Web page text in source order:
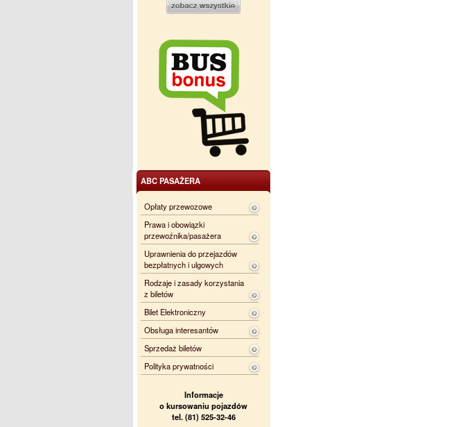
ABC PASAŻERA
Opłaty przewozowe
Prawa i obowiązki
przewoźnika/pasażera
Uprawnienia do przejazdów
bezpłatnych i ulgowych
Rodzaje i zasady korzystania
z biletów
Bilet Elektroniczny
Obsługa interesantów
Sprzedaż biletów
Polityka prywatności
Informacje
o kursowaniu pojazdów
tel. (81) 525-32-46